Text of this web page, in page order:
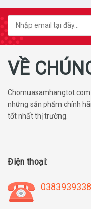
VỀ
những sản phẩm chính
tốt nhất thị trường.
Điện thoại:
0383939338